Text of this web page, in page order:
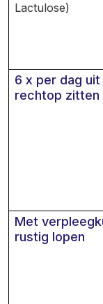
Lactulose)
6 x per dag uit
rechtop zitten
Met
rustig lopen